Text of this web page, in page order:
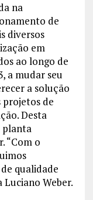
na
de
diversos
em
ao longo de
a mudar seu
a solução
projetos de
Desta
planta
“Com o
qualidade
Luciano Weber.